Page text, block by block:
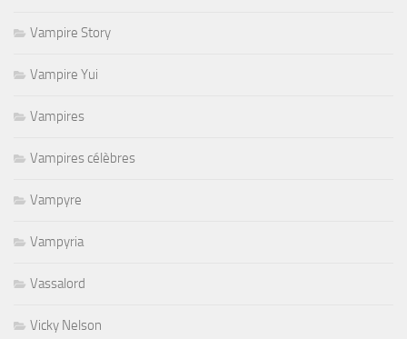
Vampire Story
Vampire Yui
Vampires
Vampires célèbres
Vampyre
Vampyria
Vassalord
Vicky Nelson